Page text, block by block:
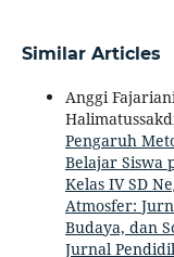
Similar Articles
Anggi
Pengaruh
Belajar Siswa
Kelas IV SD
Atmosfer:
Budaya, dan
Jurnal